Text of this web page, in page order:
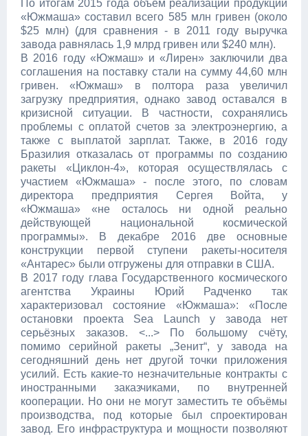
По итогам 2015 года объём реализации продукции
«Южмаша» составил всего 585 млн гривен (около
$25 млн) (для сравнения - в 2011 году выручка
завода равнялась 1,9 млрд гривен или $240 млн).
В 2016 году «Южмаш» и «Лирен» заключили два
соглашения на поставку стали на сумму 44,60 млн
гривен. «Южмаш» в полтора раза увеличил
загрузку предприятия, однако завод оставался в
кризисной ситуации. В частности, сохранялись
проблемы с оплатой счетов за электроэнергию, а
также с выплатой зарплат. Также, в 2016 году
Бразилия отказалась от программы по созданию
ракеты «Циклон-4», которая осуществлялась с
участием «Южмаша» - после этого, по словам
директора предприятия Сергея Войта, у
«Южмаша» «не осталось ни одной реально
действующей национальной космической
программы». В декабре 2016 две основные
конструкции первой ступени ракеты-носителя
«Антарес» были отгружены для отправки в США.
В 2017 году глава Государственного космического
агентства Украины Юрий Радченко так
характеризовал состояние «Южмаша»: «После
остановки проекта Sea Launch у завода нет
серьёзных заказов. <...> По большому счёту,
помимо серийной ракеты „Зенит“, у завода на
сегодняшний день нет другой точки приложения
усилий. Есть какие-то незначительные контракты с
иностранными заказчиками, по внутренней
кооперации. Но они не могут заместить те объёмы
производства, под которые был спроектирован
завод. Его инфраструктура и мощности позволяют